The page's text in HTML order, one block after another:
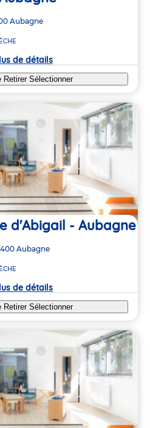
Aubagne
de détails
Retirer Sélectionner
d'Abigail - Aubagne
Aubagne
de détails
Retirer Sélectionner